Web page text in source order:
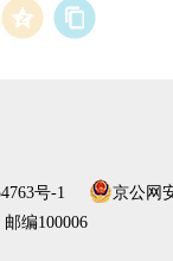
号-1
京公网
编100006